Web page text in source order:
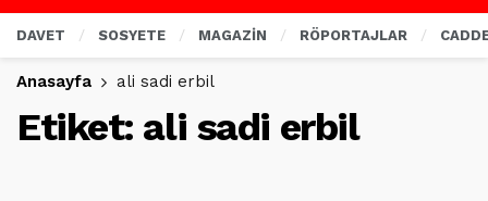
DAVET SOSYETE MAGAZİN RÖPORTAJLAR
Anasayfa ali sadi erbil
Etiket: ali sadi erbil